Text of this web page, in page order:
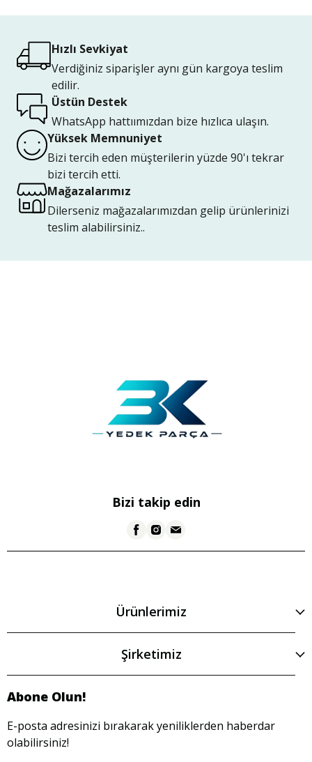
Hızlı Sevkiyat
Verdiğiniz siparişler aynı gün kargoya teslim
edilir.
Üstün Destek
WhatsApp hattıımızdan bize hızlıca ulaşın.
Yüksek Memnuniyet
Bizi tercih eden müşterilerin yüzde 90'ı tekrar
bizi tercih etti.
Mağazalarımız
Dilerseniz mağazalarımızdan gelip ürünlerinizi
teslim alabilirsiniz..
Bizi takip edin
Ürünlerimiz
Şirketimiz
Abone Olun!
E-posta adresinizi bırakarak yeniliklerden haberdar
olabilirsiniz!